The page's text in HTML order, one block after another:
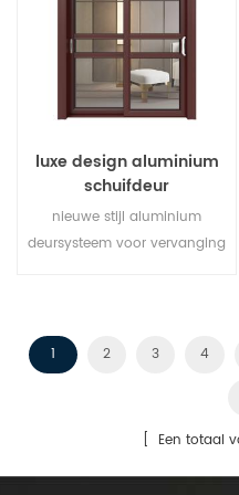
verschillende architecturale
behoeften.
luxe design aluminium
schuifdeur
nieuwe stijl aluminium
deursysteem voor vervanging
1 2 3 4
[ Een totaal